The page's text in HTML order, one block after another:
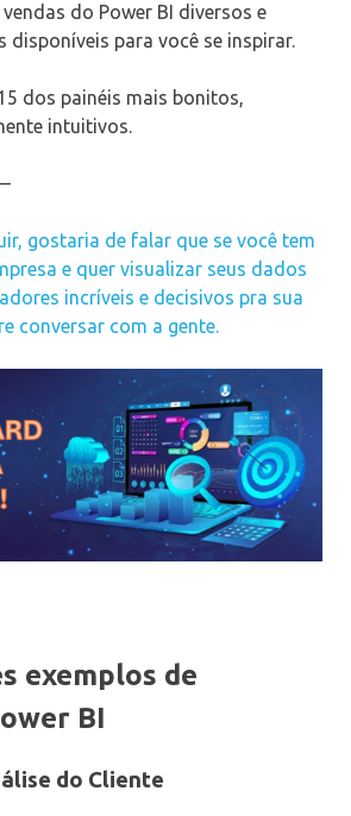
do Power BI diversos e
disponíveis para você se inspirar.
dos painéis mais bonitos,
intuitivos.
gostaria de falar que se você tem
e quer visualizar seus dados
incríveis e decisivos pra sua
conversar com a gente.
exemplos de
BI
do Cliente